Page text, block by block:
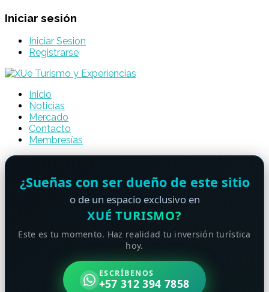
Iniciar sesión
Iniciar Sesion
Registrarse
Inicio
Noticias
Mercado
Contacto
Membresías
¿Sueñas con ser dueño de este sitio
o de un espacio exclusivo en
XUÉ TURISMO?
Este es tu momento. Haz realidad tu inversión turística
hoy.
ESCRÍBENOS
+57 312 394 7858